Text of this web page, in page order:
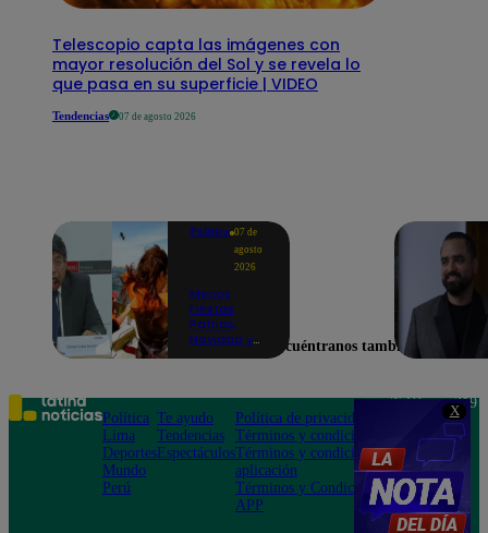
X
Telescopio capta las imágenes con
mayor resolución del Sol y se revela lo
que pasa en su superficie | VIDEO
Tendencias 07 de agosto 2026
Política 07 de
agosto
2026
Menos
Fiestas
Patrias,
Navidad y
anuncia que
se moverán
los feriados
a los viernes
Encuéntranos también en
Política
Lima
Deportes
Mundo
Perú
Te ayudo
Tendencias
Espectáculos
Política de privacidad
Términos y condiciones
Términos y condiciones
aplicación
Términos y Condiciones
APP
Teléfono: 219
Av. San
Felipe 968
Jesús María